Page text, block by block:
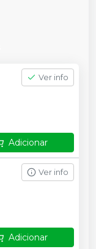
Ver info
Adicionar
Ver info
Adicionar